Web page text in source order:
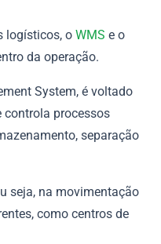
logísticos, o WMS e o
da operação.
System, é voltado
controla processos
separação
seja, na movimentação
como centros de